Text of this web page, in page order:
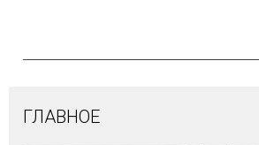
ГЛАВНОЕ